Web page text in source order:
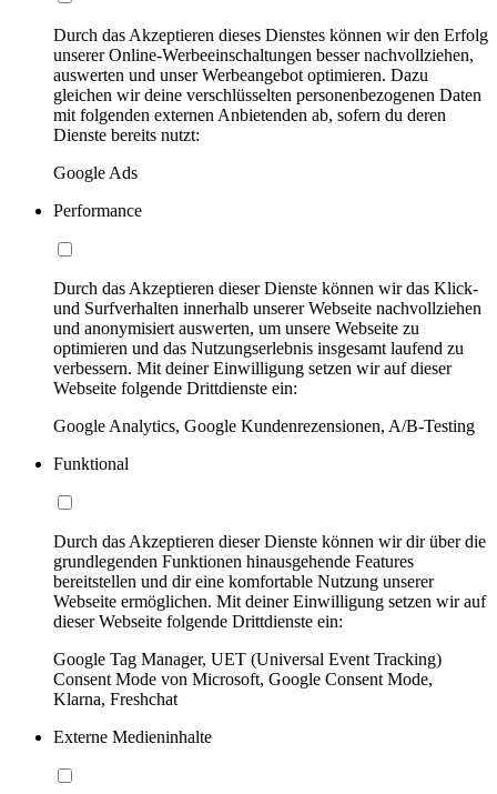
Durch das Akzeptieren dieses Dienstes können wir den Erfolg
unserer Online-Werbeeinschaltungen besser nachvollziehen,
auswerten und unser Werbeangebot optimieren. Dazu
gleichen wir deine verschlüsselten personenbezogenen Daten
mit folgenden externen Anbietenden ab, sofern du deren
Dienste bereits nutzt:
Google Ads
Performance
Durch das Akzeptieren dieser Dienste können wir das Klick-
und Surfverhalten innerhalb unserer Webseite nachvollziehen
und anonymisiert auswerten, um unsere Webseite zu
optimieren und das Nutzungserlebnis insgesamt laufend zu
verbessern. Mit deiner Einwilligung setzen wir auf dieser
Webseite folgende Drittdienste ein:
Google Analytics, Google Kundenrezensionen, A/B-Testing
Funktional
Durch das Akzeptieren dieser Dienste können wir dir über die
grundlegenden Funktionen hinausgehende Features
bereitstellen und dir eine komfortable Nutzung unserer
Webseite ermöglichen. Mit deiner Einwilligung setzen wir auf
dieser Webseite folgende Drittdienste ein:
Google Tag Manager, UET (Universal Event Tracking)
Consent Mode von Microsoft, Google Consent Mode,
Klarna, Freshchat
Externe Medieninhalte